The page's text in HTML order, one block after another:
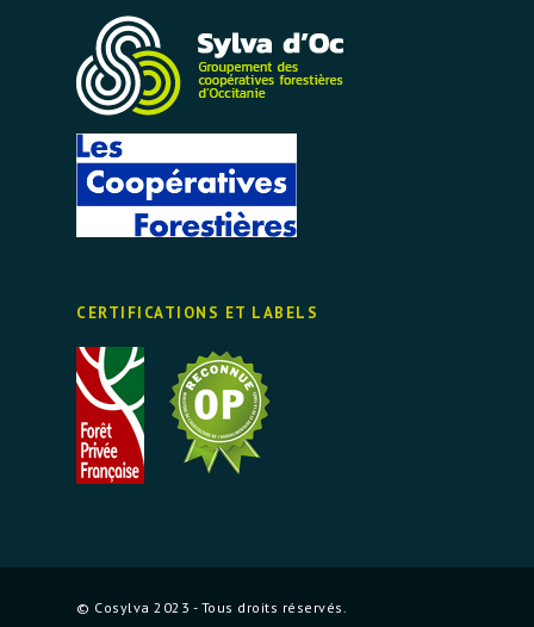
CERTIFICATIONS ET LABELS
© Cosylva 2023 - Tous droits réservés.